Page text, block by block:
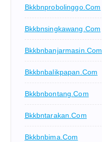
Bkkbnprobolinggo.com
Bkkbnsingkawang.com
Bkkbnbanjarmasin.com
Bkkbnbalikpapan.com
Bkkbnbontang.com
Bkkbntarakan.com
Bkkbnbima.com